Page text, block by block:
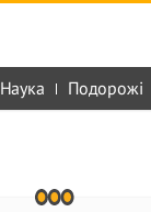
Наука Подорожі